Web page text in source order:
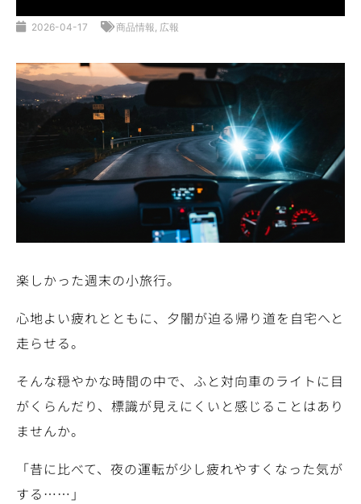
2026-04-17 商品情報, 広報
楽しかった週末の小旅行。
心地よい疲れとともに、夕闇が迫る帰り道を自宅へと
走らせる。
そんな穏やかな時間の中で、ふと対向車のライトに目
がくらんだり、標識が見えにくいと感じることはあり
ませんか。
「昔に比べて、夜の運転が少し疲れやすくなった気が
する……」